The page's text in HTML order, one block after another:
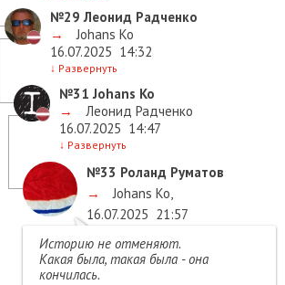
№29 Леонид Радченко
→
Johans Ko
16.07.2025 14:32
↓ Развернуть
№31 Johans Ko
→
Леонид Радченко
16.07.2025 14:47
↓ Развернуть
№33 Роланд Руматов
→
Johans Ko,
16.07.2025 21:57
Историю не отменяют.
Какая была, такая была - она
кончилась.